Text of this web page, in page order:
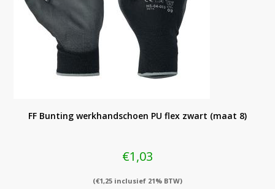
FF Bunting werkhandschoen PU flex zwart (maat 8)
€1,03
(€1,25 inclusief 21% BTW)